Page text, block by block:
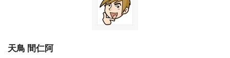
天鳥 間仁阿